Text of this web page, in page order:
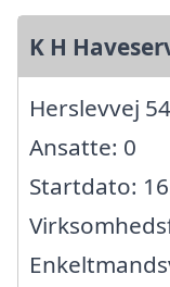
K H
Herslevvej
Ansatte: 0
Startdato: